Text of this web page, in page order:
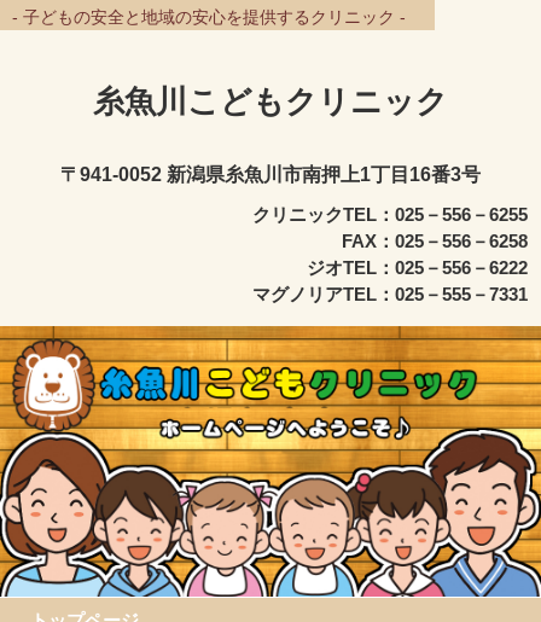
- 子どもの安全と地域の安心を提供するクリニック -
糸魚川こどもクリニック
〒941-0052 新潟県糸魚川市南押上1丁目16番3号
クリニックTEL：025－556－6255
FAX：025－556－6258
ジオTEL：025－556－6222
マグノリアTEL：025－555－7331